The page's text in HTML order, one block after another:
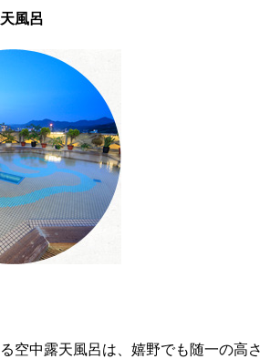
風呂
空中露天風呂は、嬉野でも随一の高さ